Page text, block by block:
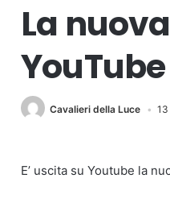
La
YouTube
Cavalieri della Luce
E’ uscita su Youtube la